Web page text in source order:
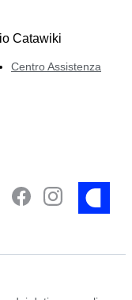
Catawiki
Centro Assistenza